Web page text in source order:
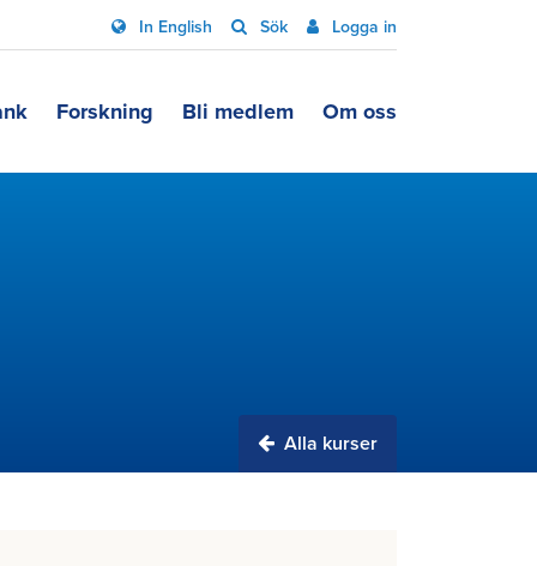
In English Sök Logga in
Forskning Bli medlem Om oss
Alla kurser